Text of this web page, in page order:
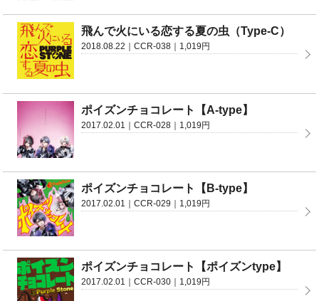
飛んで火にいる恋する夏の虫（Type-C）
2018.08.22｜CCR-038｜1,019円
ポイズンチョコレート【A-type】
2017.02.01｜CCR-028｜1,019円
ポイズンチョコレート【B-type】
2017.02.01｜CCR-029｜1,019円
ポイズンチョコレート【ポイズンtype】
2017.02.01｜CCR-030｜1,019円